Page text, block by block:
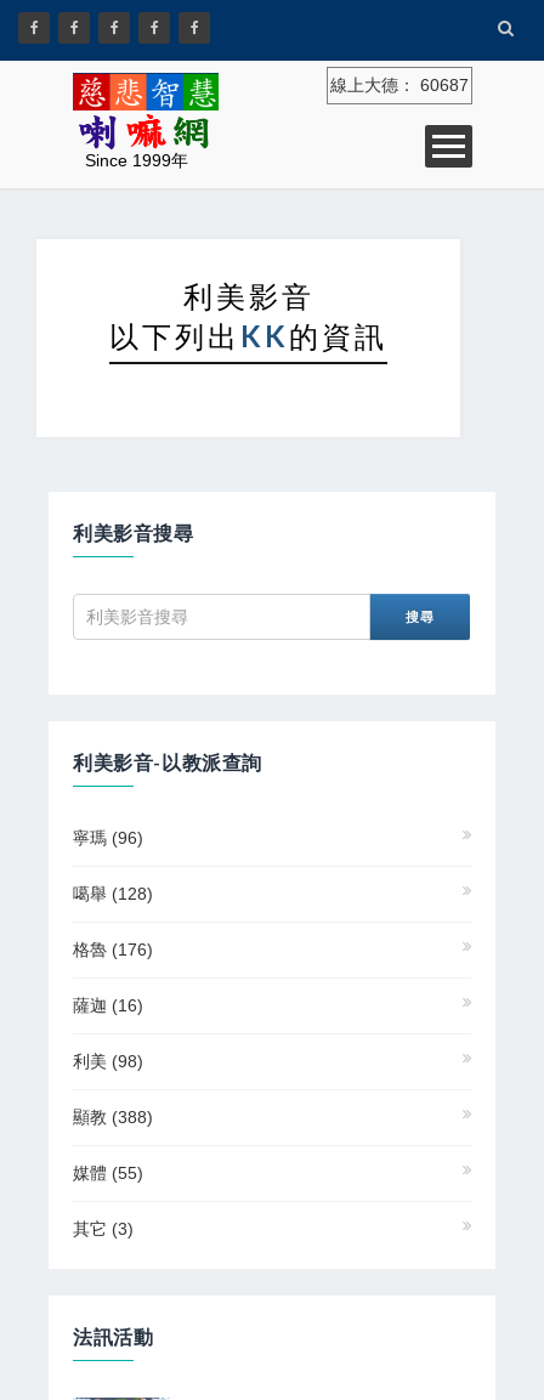
Since 1999年
線上大德： 60687
利美影音
以下列出 KK的資訊
利美影音搜尋
利美影音-以教派查詢
寧瑪 (96)
噶舉 (128)
格魯 (176)
薩迦 (16)
利美 (98)
顯教 (388)
媒體 (55)
其它 (3)
法訊活動